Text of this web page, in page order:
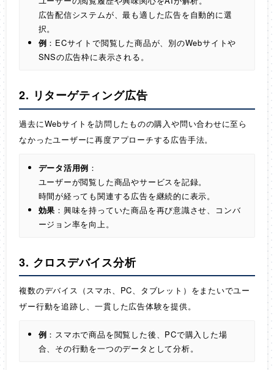
広告配信システムが、最も適した広告を自動的に選
択。
例 ：ECサイトで閲覧した商品が、別のWebサイトや
SNSの広告枠に表示される。
2. リターゲティング広告
過去にWebサイトを訪問したものの購入や問い合わせに至ら
なかったユーザーに再度アプローチする広告手法。
データ活用例 ：
ユーザーが閲覧した商品やサービスを記録。
時間が経っても関連する広告を継続的に表示。
効果 ：興味を持っていた商品を再び意識させ、コンバ
ージョン率を向上。
3. クロスデバイス分析
複数のデバイス（スマホ、PC、タブレット）をまたいでユー
ザー行動を追跡し、一貫した広告体験を提供。
例 ：スマホで商品を閲覧した後、PCで購入した場
合、その行動を一つのデータとして分析。